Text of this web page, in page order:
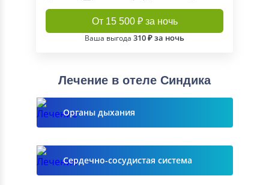
От 15 500 ₽ за ночь
Ваша выгода 310 ₽ за ночь
Лечение в отеле Синдика
Органы дыхания
Сердечно-сосудистая система